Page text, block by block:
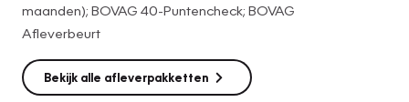
maanden); BOVAG 40-Puntencheck; BOVAG
Afleverbeurt
Bekijk alle afleverpakketten